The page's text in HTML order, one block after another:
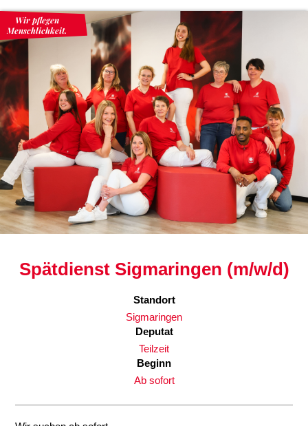
Wir pflegen
Menschlichkeit.
Spätdienst Sigmaringen (m/w/d)
Standort
Sigmaringen
Deputat
Teilzeit
Beginn
Ab sofort